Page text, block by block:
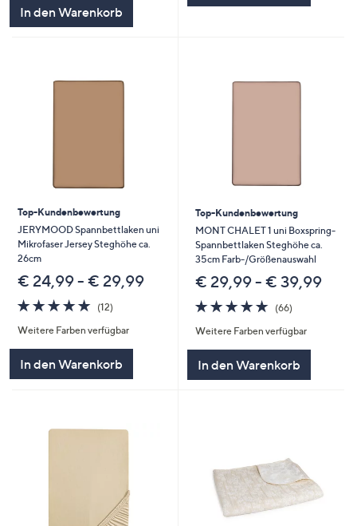
In den Warenkorb
Top-Kundenbewertung
JERYMOOD Spannbettlaken uni
Mikrofaser Jersey Steghöhe ca.
26cm
€ 24,99 - € 29,99
4.8
von
5
(12)
Weitere Farben verfügbar
In den Warenkorb
Top-Kundenbewertung
MONT CHALET 1 uni Boxspring-
Spannbettlaken Steghöhe ca.
35cm Farb-/Größenauswahl
€ 29,99 - € 39,99
4.7
von
5
(66)
Weitere Farben verfügbar
In den Warenkorb